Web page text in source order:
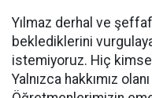
Yılmaz derhal ve
beklediklerini
istemiyoruz. Hiç
Yalnızca hakkımız